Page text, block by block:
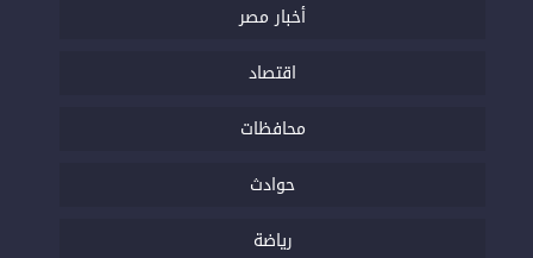
أخبار مصر
اقتصاد
محافظات
حوادث
رياضة